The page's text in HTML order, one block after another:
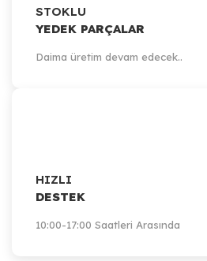
STOKLU
YEDEK PARÇALAR
Daima üretim devam edecek..
HIZLI
DESTEK
10:00-17:00 Saatleri Arasında